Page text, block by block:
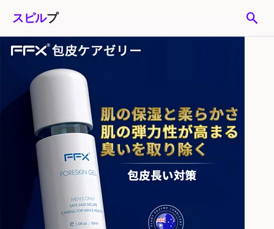
スピルプ search